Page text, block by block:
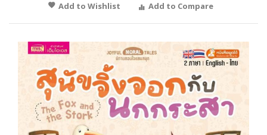
Add to Wishlist
Add to Compare